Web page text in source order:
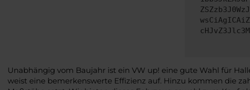
Unabhängig vom Baujahr ist ein VW up! eine gute Wahl für
weist eine bemerkenswerte Effizienz auf. Hinzu kommen die